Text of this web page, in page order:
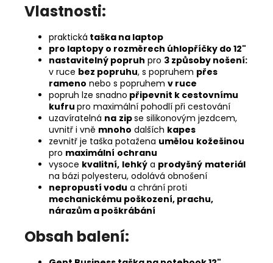
Vlastnosti:
praktická taška na laptop
pro laptopy o rozměrech úhlopříčky do 12"
nastavitelný popruh pro 3 způsoby nošení:
v ruce bez popruhu, s popruhem přes
rameno nebo s popruhem v ruce
popruh lze snadno připevnit k cestovnímu
kufru pro maximální pohodlí při cestování
uzavíratelná na zipse silikonovým jezdcem,
uvnitř i vně mnoho dalších kapes
zevnitř je taška potažena umělou kožešinou
pro maximální ochranu
vysoce kvalitní, lehký a prodyšný materiál
na bázi polyesteru, odolává obnošení
nepropustí vodu a chrání proti
mechanickému poškození, prachu,
nárazům a poškrábání
Obsah balení: